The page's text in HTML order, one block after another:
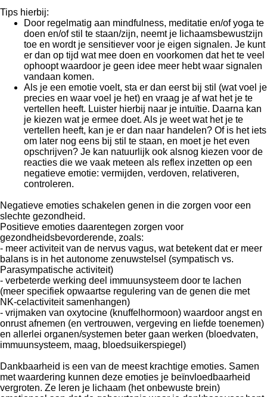
Tips hierbij:
Door regelmatig aan mindfulness, meditatie en/of yoga te
doen en/of stil te staan/zijn, neemt je lichaamsbewustzijn
toe en wordt je sensitiever voor je eigen signalen. Je kunt
er dan op tijd wat mee doen en voorkomen dat het te veel
ophoopt waardoor je geen idee meer hebt waar signalen
vandaan komen.
Als je een emotie voelt, sta er dan eerst bij stil (wat voel je
precies en waar voel je het) en vraag je af wat het je te
vertellen heeft. Luister hierbij naar je intuïtie. Daarna kan
je kiezen wat je ermee doet. Als je weet wat het je te
vertellen heeft, kan je er dan naar handelen? Of is het iets
om later nog eens bij stil te staan, en moet je het even
opschrijven? Je kan natuurlijk ook alsnog kiezen voor de
reacties die we vaak meteen als reflex inzetten op een
negatieve emotie: vermijden, verdoven, relativeren,
controleren.
Negatieve emoties schakelen genen in die zorgen voor een
slechte gezondheid.
Positieve emoties daarentegen zorgen voor
gezondheidsbevorderende, zoals:
- meer activiteit van de nervus vagus, wat betekent dat er meer
balans is in het autonome zenuwstelsel (sympatisch vs.
Parasympatische activiteit)
- verbeterde werking deel immuunsysteem door te lachen
(meer specifiek opwaartse regulering van de genen die met
NK-celactiviteit samenhangen)
- vrijmaken van oxytocine (knuffelhormoon) waardoor angst en
onrust afnemen (en vertrouwen, vergeving en liefde toenemen)
en allerlei organen/systemen beter gaan werken (bloedvaten,
immuunsysteem, maag, bloedsuikerspiegel)
Dankbaarheid is een van de meest krachtige emoties. Samen
met waardering kunnen deze emoties je beïnvloedbaarheid
vergroten. Ze leren je lichaam (het onbewuste brein)